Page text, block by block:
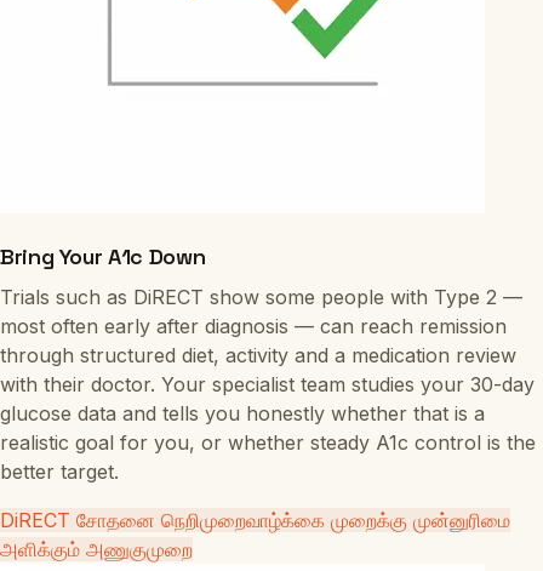
Bring Your A1c Down
Trials such as DiRECT show some people with Type 2 —
most often early after diagnosis — can reach remission
through structured diet, activity and a medication review
with their doctor. Your specialist team studies your 30-day
glucose data and tells you honestly whether that is a
realistic goal for you, or whether steady A1c control is the
better target.
DiRECT சோதனை நெறிமுறைவாழ்க்கை முறைக்கு முன்னுரிமை
அளிக்கும் அணுகுமுறை